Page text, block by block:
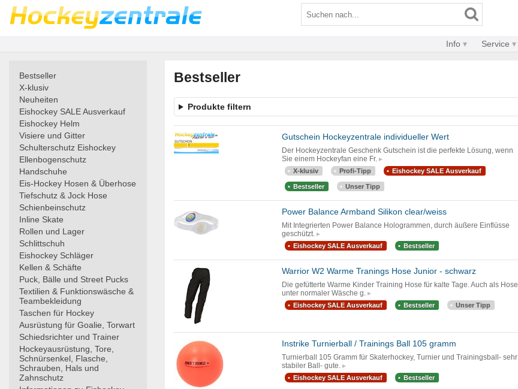
Info Service
Bestseller
X-klusiv
Neuheiten
Eishockey SALE Ausverkauf
Eishockey Helm
Visiere und Gitter
Schulterschutz Eishockey
Ellenbogenschutz
Handschuhe
Eis-Hockey Hosen & Überhose
Tiefschutz & Jock Hose
Schienbeinschutz
Inline Skate
Rollen und Lager
Schlittschuh
Eishockey Schläger
Kellen & Schäfte
Puck, Bälle und Street Pucks
Textilien & Funktionswäsche &
Teambekleidung
Taschen für Hockey
Ausrüstung für Goalie, Torwart
Schiedsrichter und Trainer
Hockeyausrüstung, Tore,
Schnürsenkel, Flasche,
Schrauben, Hals und
Zahnschutz
Bestseller
Produkte filtern
Gutschein Hockeyzentrale individueller Wert
Der Hockeyzentrale Geschenk Gutschein ist die perfekte Lösung, wenn
Sie einem Hockeyfan eine Fr.
X-klusiv Profi-Tipp Eishockey SALE Ausverkauf
Bestseller Unser Tipp
Power Balance Armband Silikon clear/weiss
Mit Integrierten Power Balance Hologrammen, durch äußere Einflüsse
geschützt.
Eishockey SALE Ausverkauf Bestseller
Warrior W2 Warme Tranings Hose Junior - schwarz
Die gefütterte Warme Kinder Training Hose für kalte Tage. Auch als Hose
unter normaler Wäsche g.
Eishockey SALE Ausverkauf Bestseller Unser Tipp
Instrike Turnierball / Trainings Ball 105 gramm
Turnierball 105 Gramm für Skaterhockey, Turnier und Trainingsball- sehr
stabiler Ball- gute.
Eishockey SALE Ausverkauf Bestseller